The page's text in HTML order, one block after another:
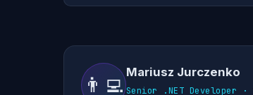
👨‍💻
Mariusz Jurczenko
Senior .NET Developer